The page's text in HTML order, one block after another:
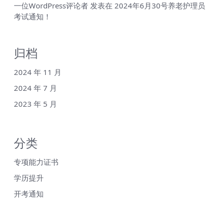
一位WordPress评论者 发表在 2024年6月30号养老护理员
考试通知！
归档
2024 年 11 月
2024 年 7 月
2023 年 5 月
分类
专项能力证书
学历提升
开考通知